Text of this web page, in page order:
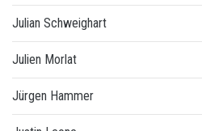
Julian Schweighart
Julien Morlat
Jürgen Hammer